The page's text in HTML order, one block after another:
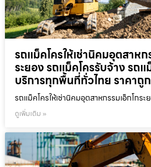
รถแม็คโครให้เช่านิคมอุตสาหก
ระยอง รถแม็คโครรับจ้าง รถแ
บริการทุกพื้นที่ทั่วไทย ราคาถูก
รถแม็คโครให้เช่านิคมอุตสาหกรรมเอ็กโกระ
ดูเพิ่มเติม »